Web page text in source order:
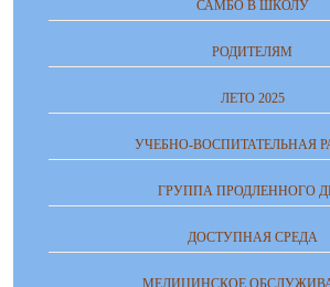
САМБО В ШКОЛУ
РОДИТЕЛЯМ
ЛЕТО 2025
УЧЕБНО-ВОСПИТАТЕЛЬНАЯ
ГРУППА ПРОДЛЕННОГО
ДОСТУПНАЯ СРЕДА
МЕДИЦИНСКОЕ